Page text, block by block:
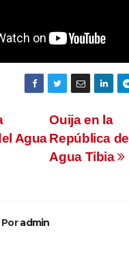
Ouija en la
República del
Agua Tibia
Agua
Poradmin